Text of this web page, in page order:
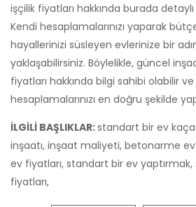
işçilik fiyatları hakkında burada detaylı
Kendi hesaplamalarınızı yaparak
hayallerinizi süsleyen evlerinize bir
yaklaşabilirsiniz. Böylelikle, güncel
fiyatları hakkında bilgi sahibi olabilir
hesaplamalarınızı en doğru şekilde
İLGİLİ BAŞLIKLAR:standart bir ev
inşaatı, inşaat maliyeti, betonarme ev
ev fiyatları, standart bir ev
fiyatları,